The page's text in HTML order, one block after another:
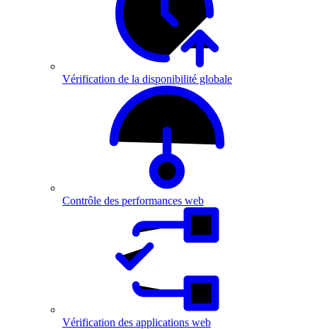
Vérification de la disponibilité globale
Contrôle des performances web
Vérification des applications web